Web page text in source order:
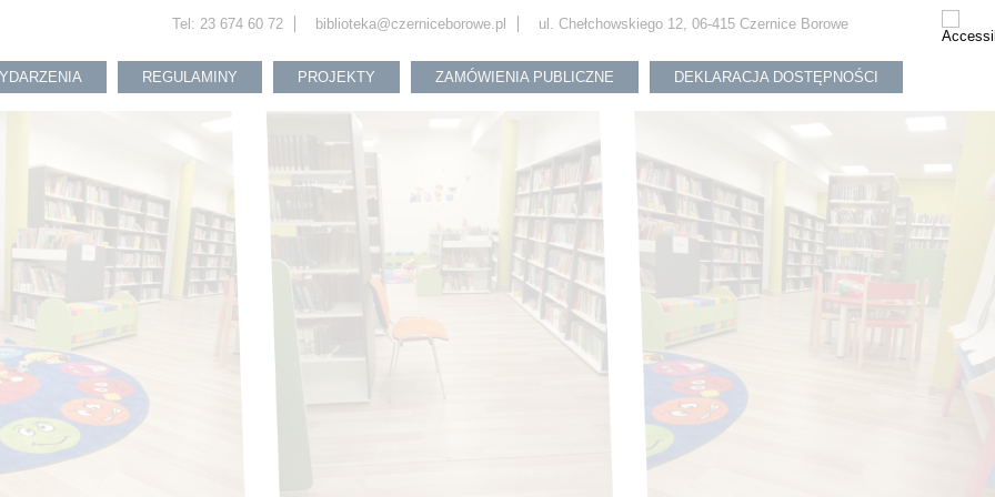
Tel: 23 674 60 72 biblioteka@czerniceborowe.pl ul. Chełchowskiego 12, 06-415 Czernice Borowe
REGULAMINY PROJEKTY ZAMÓWIENIA PUBLICZNE DEKLARACJA DOSTĘPNOŚCI